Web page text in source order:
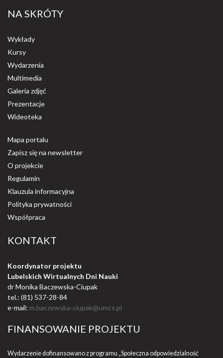
NA SKRÓTY
Wykłady
Kursy
Wydarzenia
Multimedia
Galeria zdjęć
Prezentacje
Wideoteka
Mapa portalu
Zapisz się na newsletter
O projekcie
Regulamin
Klauzula informacyjna
Polityka prywatności
Współpraca
KONTAKT
Koordynator projektu
Lubelskich Wirtualnych Dni Nauki
dr Monika Baczewska-Ciupak
tel.: (81) 537-28-84
e-mail: m.baczewska-ciupak@umcs.pl
FINANSOWANIE PROJEKTU
Wydarzenie dofinansowano z programu „Społeczna odpowiedzialność